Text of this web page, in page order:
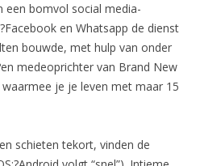
een bomvol social media-
en Whatsapp de dienst
bouwde, met hulp van onder
medeoprichter van Brand New
je je leven met maar 15
schieten tekort, vinden de